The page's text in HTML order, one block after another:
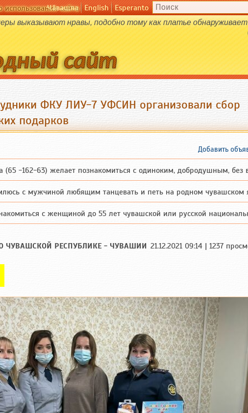
сайта
Чӑвашла English Esperanto
выказывают нравы, подобно тому как платье
ФКУ ЛИУ-7 УФСИН организовали сбор
подарков
Добавить
-162-63) желает познакомиться с одиноким, добродушным, без вредных
с мужчиной любящим танцевать и петь на родном чувашском
с женщиной до 55 лет чувашской или русской национальности
ЧУВАШСКОЙ РЕСПУБЛИКЕ - ЧУВАШИИ 21.12.2021 09:14 | 1237